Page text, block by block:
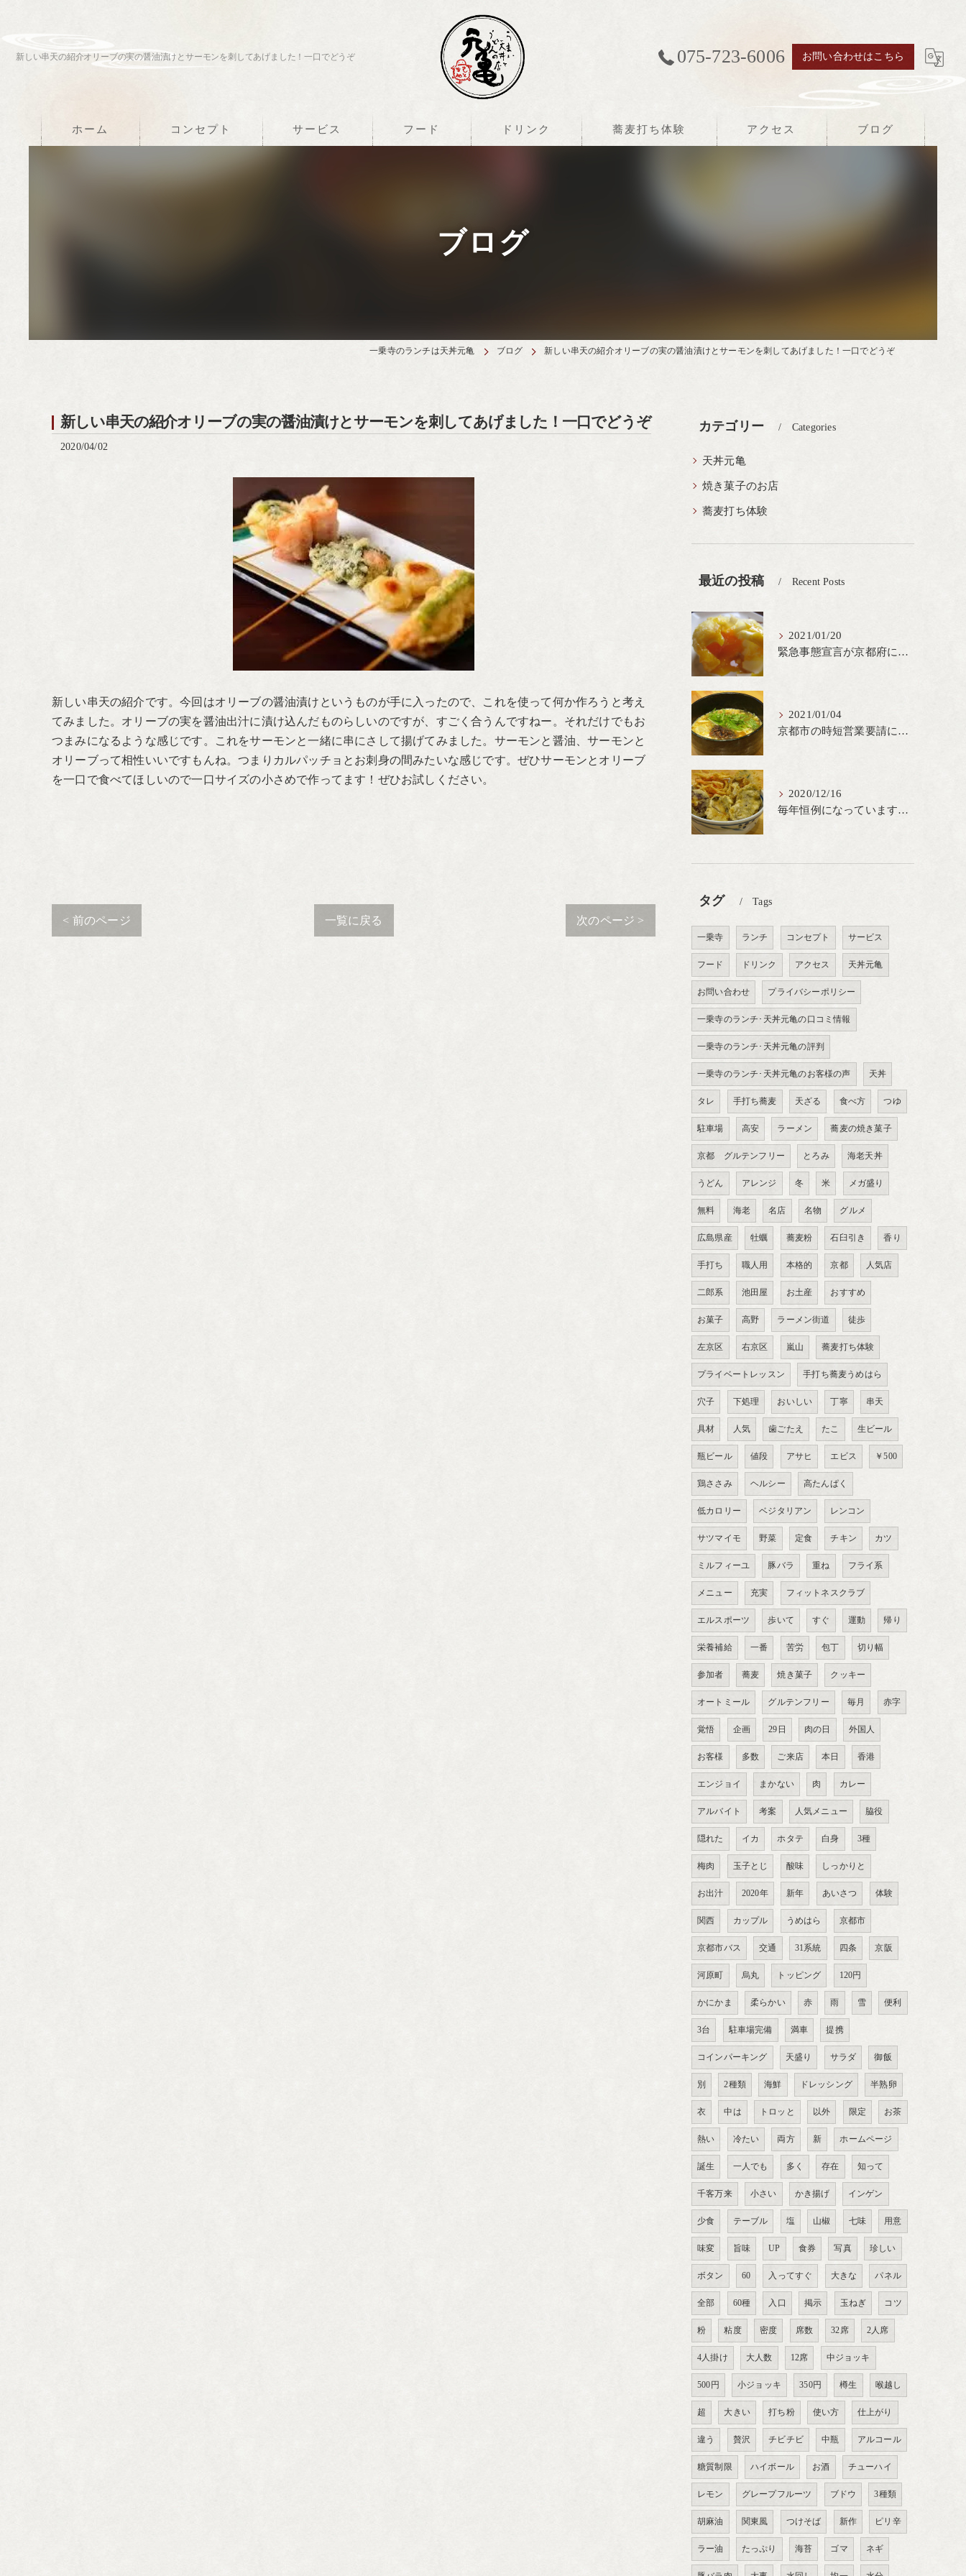
新しい串天の紹介オリーブの実の醤油漬けとサーモンを刺してあげました！一口でどうぞ 075-723-6006 お問い合わせはこちら
ホーム コンセプト サービス フード ドリンク 蕎麦打ち体験 アクセス ブログ
ブログ
一乗寺のランチは天丼元亀 ブログ 新しい串天の紹介オリーブの実の醤油漬けとサーモンを刺してあげました！一口でどうぞ
新しい串天の紹介オリーブの実の醤油漬けとサーモンを刺してあげました！一口でどうぞ
2020/04/02
新しい串天の紹介です。今回はオリーブの醤油漬けというものが手に入ったので、これを使って何か作ろうと考え
てみました。オリーブの実を醤油出汁に漬け込んだものらしいのですが、すごく合うんですねー。それだけでもお
つまみになるような感じです。これをサーモンと一緒に串にさして揚げてみました。サーモンと醤油、サーモンと
オリーブって相性いいですもんね。つまりカルパッチョとお刺身の間みたいな感じです。ぜひサーモンとオリーブ
を一口で食べてほしいので一口サイズの小さめで作ってます！ぜひお試しください。
< 前のページ 一覧に戻る 次のページ >
カテゴリー Categories
天丼元亀
焼き菓子のお店
蕎麦打ち体験
最近の投稿 Recent Posts
2021/01/20
緊急事態宣言が京都府にも発出され当店も要請に従って20時完全閉店という形で営業なるべく短期間での要請解除へ一致団結です
2021/01/04
京都市の時短営業要請に従ってしばらくの間20時までの営業とさせていただいております。寒い時期には温かいお蕎麦がおすすめ
2020/12/16
毎年恒例になっています冬の名物、牡蠣天丼が販売開始です、広島県産の大粒牡蠣を使用し天ぷらならではのカリと衣クリーミーな味わいをどうぞ
タグ Tags
一乗寺 ランチ コンセプト サービス
フード ドリンク アクセス 天丼元亀
お問い合わせ プライバシーポリシー
一乗寺のランチ･天丼元亀の口コミ情報
一乗寺のランチ･天丼元亀の評判
一乗寺のランチ･天丼元亀のお客様の声 天丼
タレ 手打ち蕎麦 天ざる 食べ方 つゆ
駐車場 高安 ラーメン 蕎麦の焼き菓子
京都 グルテンフリー とろみ 海老天丼
うどん アレンジ 冬 米 メガ盛り
無料 海老 名店 名物 グルメ
広島県産 牡蠣 蕎麦粉 石臼引き 香り
手打ち 職人用 本格的 京都 人気店
二郎系 池田屋 お土産 おすすめ
お菓子 高野 ラーメン街道 徒歩
左京区 右京区 嵐山 蕎麦打ち体験
プライベートレッスン 手打ち蕎麦うめはら
穴子 下処理 おいしい 丁寧 串天
具材 人気 歯ごたえ たこ 生ビール
瓶ビール 値段 アサヒ エビス ￥500
鶏ささみ ヘルシー 高たんぱく
低カロリー ベジタリアン レンコン
サツマイモ 野菜 定食 チキン カツ
ミルフィーユ 豚バラ 重ね フライ系
メニュー 充実 フィットネスクラブ
エルスポーツ 歩いて すぐ 運動 帰り
栄養補給 一番 苦労 包丁 切り幅
参加者 蕎麦 焼き菓子 クッキー
オートミール グルテンフリー 毎月 赤字
覚悟 企画 29日 肉の日 外国人
お客様 多数 ご来店 本日 香港
エンジョイ まかない 肉 カレー
アルバイト 考案 人気メニュー 脇役
隠れた イカ ホタテ 白身 3種
梅肉 玉子とじ 酸味 しっかりと
お出汁 2020年 新年 あいさつ 体験
関西 カップル うめはら 京都市
京都市バス 交通 31系統 四条 京阪
河原町 烏丸 トッピング 120円
かにかま 柔らかい 赤 雨 雪 便利
3台 駐車場完備 満車 提携
コインパーキング 天盛り サラダ 御飯
別 2種類 海鮮 ドレッシング 半熟卵
衣 中は トロッと 以外 限定 お茶
熱い 冷たい 両方 新 ホームページ
誕生 一人でも 多く 存在 知って
千客万来 小さい かき揚げ インゲン
少食 テーブル 塩 山椒 七味 用意
味変 旨味 UP 食券 写真 珍しい
ボタン 60 入ってすぐ 大きな パネル
全部 60種 入口 掲示 玉ねぎ コツ
粉 粘度 密度 席数 32席 2人席
4人掛け 大人数 12席 中ジョッキ
500円 小ジョッキ 350円 樽生 喉越し
超 大きい 打ち粉 使い方 仕上がり
違う 贅沢 チビチビ 中瓶 アルコール
糖質制限 ハイボール お酒 チューハイ
レモン グレープフルーツ ブドウ 3種類
胡麻油 関東風 つけそば 新作 ピリ辛
ラー油 たっぷり 海苔 ゴマ ネギ